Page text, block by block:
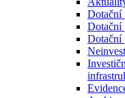
Dotační
Dotační
Dotační